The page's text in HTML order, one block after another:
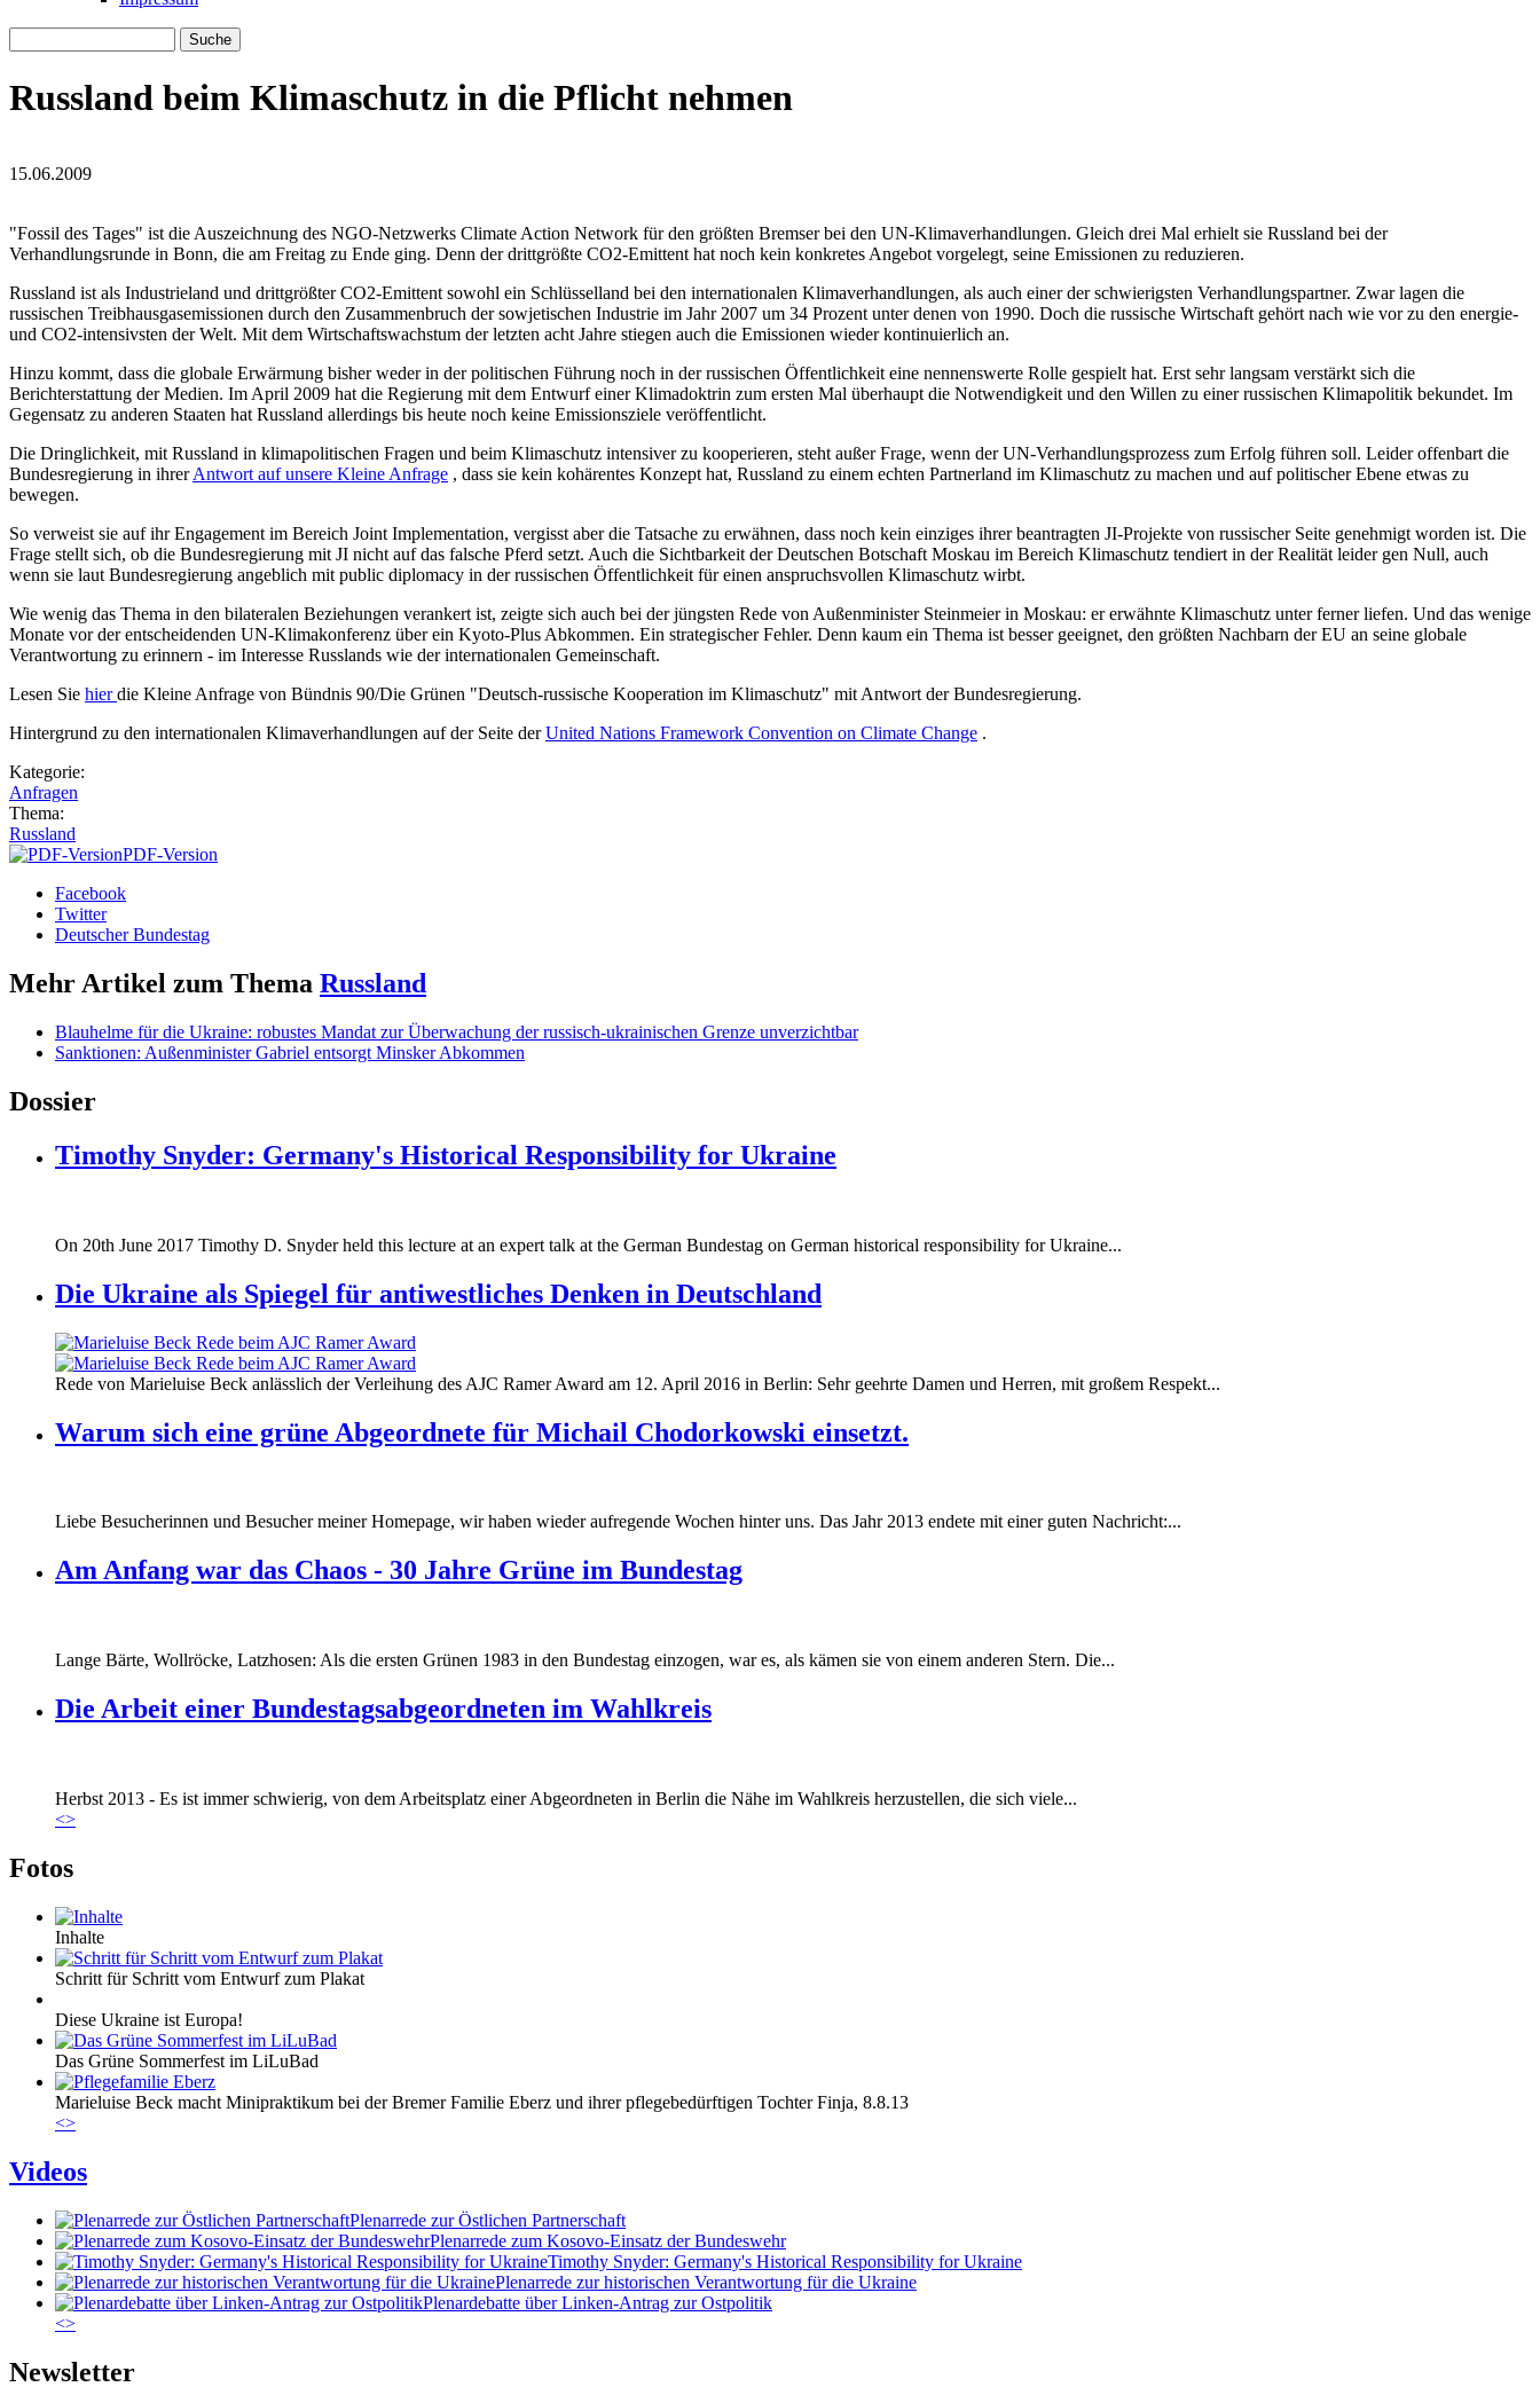
Russland beim Klimaschutz in die Pflicht nehmen
unfcc.jpg
15.06.2009
unfcc.jpg
"Fossil des Tages" ist die Auszeichnung des NGO-Netzwerks Climate Action Network für den größten Bremser bei den UN-Klimaverhandlungen. Gleich drei Mal erhielt sie Russland bei der
Verhandlungsrunde in Bonn, die am Freitag zu Ende ging. Denn der drittgrößte CO2-Emittent hat noch kein konkretes Angebot vorgelegt, seine Emissionen zu reduzieren.
Russland ist als Industrieland und drittgrößter CO2-Emittent sowohl ein Schlüsselland bei den internationalen Klimaverhandlungen, als auch einer der schwierigsten Verhandlungspartner. Zwar lagen die
russischen Treibhausgasemissionen durch den Zusammenbruch der sowjetischen Industrie im Jahr 2007 um 34 Prozent unter denen von 1990. Doch die russische Wirtschaft gehört nach wie vor zu den energie-
und CO2-intensivsten der Welt. Mit dem Wirtschaftswachstum der letzten acht Jahre stiegen auch die Emissionen wieder kontinuierlich an.
Hinzu kommt, dass die globale Erwärmung bisher weder in der politischen Führung noch in der russischen Öffentlichkeit eine nennenswerte Rolle gespielt hat. Erst sehr langsam verstärkt sich die
Berichterstattung der Medien. Im April 2009 hat die Regierung mit dem Entwurf einer Klimadoktrin zum ersten Mal überhaupt die Notwendigkeit und den Willen zu einer russischen Klimapolitik bekundet. Im
Gegensatz zu anderen Staaten hat Russland allerdings bis heute noch keine Emissionsziele veröffentlicht.
Die Dringlichkeit, mit Russland in klimapolitischen Fragen und beim Klimaschutz intensiver zu kooperieren, steht außer Frage, wenn der UN-Verhandlungsprozess zum Erfolg führen soll. Leider offenbart die
Bundesregierung in ihrerAntwort auf unsere Kleine Anfrage , dass sie kein kohärentes Konzept hat, Russland zu einem echten Partnerland im Klimaschutz zu machen und auf politischer Ebene etwas zu
bewegen.
So verweist sie auf ihr Engagement im Bereich Joint Implementation, vergisst aber die Tatsache zu erwähnen, dass noch kein einziges ihrer beantragten JI-Projekte von russischer Seite genehmigt worden ist. Die
Frage stellt sich, ob die Bundesregierung mit JI nicht auf das falsche Pferd setzt. Auch die Sichtbarkeit der Deutschen Botschaft Moskau im Bereich Klimaschutz tendiert in der Realität leider gen Null, auch
wenn sie laut Bundesregierung angeblich mit public diplomacy in der russischen Öffentlichkeit für einen anspruchsvollen Klimaschutz wirbt.
Wie wenig das Thema in den bilateralen Beziehungen verankert ist, zeigte sich auch bei der jüngsten Rede von Außenminister Steinmeier in Moskau: er erwähnte Klimaschutz unter ferner liefen. Und das wenige
Monate vor der entscheidenden UN-Klimakonferenz über ein Kyoto-Plus Abkommen. Ein strategischer Fehler. Denn kaum ein Thema ist besser geeignet, den größten Nachbarn der EU an seine globale
Verantwortung zu erinnern - im Interesse Russlands wie der internationalen Gemeinschaft.
Lesen Sie hierdie Kleine Anfrage von Bündnis 90/Die Grünen "Deutsch-russische Kooperation im Klimaschutz" mit Antwort der Bundesregierung.
Hintergrund zu den internationalen Klimaverhandlungen auf der Seite derUnited Nations Framework Convention on Climate Change .
Kategorie:
Anfragen
Thema:
Russland
PDF-Version
Facebook
Twitter
Deutscher Bundestag
Mehr Artikel zum Thema Russland
Blauhelme für die Ukraine: robustes Mandat zur Überwachung der russisch-ukrainischen Grenze unverzichtbar
Sanktionen: Außenminister Gabriel entsorgt Minsker Abkommen
Dossier
Timothy Snyder: Germany's Historical Responsibility for Ukraine
170620_fg_ukraine_timothy_snyder.jpg
170620_fg_ukraine_timothy_snyder.jpg
On 20th June 2017 Timothy D. Snyder held this lecture at an expert talk at the German Bundestag on German historical responsibility for Ukraine...
Die Ukraine als Spiegel für antiwestliches Denken in Deutschland
160412_ramer_award.jpg
160412_ramer_award.jpg
Rede von Marieluise Beck anlässlich der Verleihung des AJC Ramer Award am 12. April 2016 in Berlin: Sehr geehrte Damen und Herren, mit großem Respekt...
Warum sich eine grüne Abgeordnete für Michail Chodorkowski einsetzt.
Liebe Besucherinnen und Besucher meiner Homepage, wir haben wieder aufregende Wochen hinter uns. Das Jahr 2013 endete mit einer guten Nachricht:...
Am Anfang war das Chaos - 30 Jahre Grüne im Bundestag
Lange Bärte, Wollröcke, Latzhosen: Als die ersten Grünen 1983 in den Bundestag einzogen, war es, als kämen sie von einem anderen Stern. Die...
Die Arbeit einer Bundestagsabgeordneten im Wahlkreis
Marie_und_Wahlkreis.jpg
Marie_und_Wahlkreis.jpg
Herbst 2013 - Es ist immer schwierig, von dem Arbeitsplatz einer Abgeordneten in Berlin die Nähe im Wahlkreis herzustellen, die sich viele...
<>
Fotos
Inhalte
Schritt für Schritt vom Entwurf zum Plakat
Diese Ukraine ist Europa!
Das Grüne Sommerfest im LiLuBad
Marieluise Beck macht Minipraktikum bei der Bremer Familie Eberz und ihrer pflegebedürftigen Tochter Finja, 8.8.13
<>
Videos
Plenarrede zur Östlichen Partnerschaft
Plenarrede zum Kosovo-Einsatz der Bundeswehr
Timothy Snyder: Germany's Historical Responsibility for Ukraine
Plenarrede zur historischen Verantwortung für die Ukraine
Plenardebatte über Linken-Antrag zur Ostpolitik
<>
Newsletter